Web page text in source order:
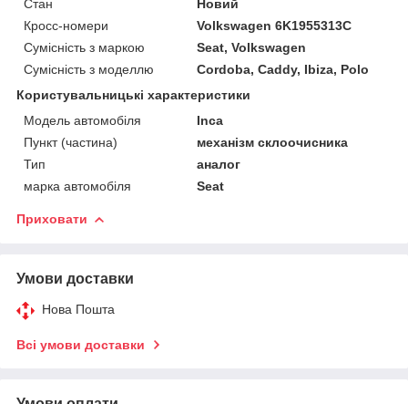
Стан
Новий
Кросс-номери
Volkswagen 6K1955313C
Сумісність з маркою
Seat, Volkswagen
Сумісність з моделлю
Cordoba, Caddy, Ibiza, Polo
Користувальницькі характеристики
Модель автомобіля
Inca
Пункт (частина)
механізм склоочисника
Тип
аналог
марка автомобіля
Seat
Приховати
Умови доставки
Нова Пошта
Всі умови доставки